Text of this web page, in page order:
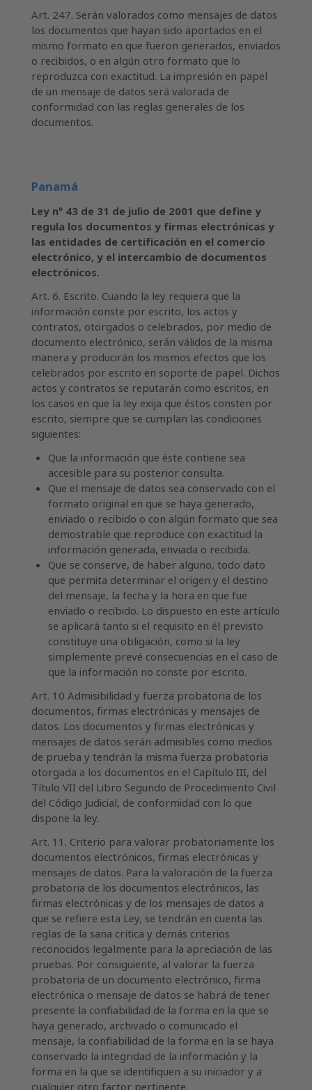
Art. 247. Serán valorados como mensajes de datos
los documentos que hayan sido aportados en el
mismo formato en que fueron generados, enviados
o recibidos, o en algún otro formato que lo
reproduzca con exactitud. La impresión en papel
de un mensaje de datos será valorada de
conformidad con las reglas generales de los
documentos.
Panamá
Ley nº 43 de 31 de julio de 2001 que define y
regula los documentos y firmas electrónicas y
las entidades de certificación en el comercio
electrónico, y el intercambio de documentos
electrónicos.
Art. 6. Escrito. Cuando la ley requiera que la
información conste por escrito, los actos y
contratos, otorgados o celebrados, por medio de
documento electrónico, serán válidos de la misma
manera y producirán los mismos efectos que los
celebrados por escrito en soporte de papel. Dichos
actos y contratos se reputarán como escritos, en
los casos en que la ley exija que éstos consten por
escrito, siempre que se cumplan las condiciones
siguientes:
Que la información que éste contiene sea
accesible para su posterior consulta.
Que el mensaje de datos sea conservado con el
formato original en que se haya generado,
enviado o recibido o con algún formato que sea
demostrable que reproduce con exactitud la
información generada, enviada o recibida.
Que se conserve, de haber alguno, todo dato
que permita determinar el origen y el destino
del mensaje, la fecha y la hora en que fue
enviado o recibido. Lo dispuesto en este artículo
se aplicará tanto si el requisito en él previsto
constituye una obligación, como si la ley
simplemente prevé consecuencias en el caso de
que la información no conste por escrito.
Art. 10 Admisibilidad y fuerza probatoria de los
documentos, firmas electrónicas y mensajes de
datos. Los documentos y firmas electrónicas y
mensajes de datos serán admisibles como medios
de prueba y tendrán la misma fuerza probatoria
otorgada a los documentos en el Capítulo III, del
Título VII del Libro Segundo de Procedimiento Civil
del Código Judicial, de conformidad con lo que
dispone la ley.
Art. 11. Criterio para valorar probatoriamente los
documentos electrónicos, firmas electrónicas y
mensajes de datos. Para la valoración de la fuerza
probatoria de los documentos electrónicos, las
firmas electrónicas y de los mensajes de datos a
que se refiere esta Ley, se tendrán en cuenta las
reglas de la sana crítica y demás criterios
reconocidos legalmente para la apreciación de las
pruebas. Por consiguiente, al valorar la fuerza
probatoria de un documento electrónico, firma
electrónica o mensaje de datos se habrá de tener
presente la confiabilidad de la forma en la que se
haya generado, archivado o comunicado el
mensaje, la confiabilidad de la forma en la se haya
conservado la integridad de la información y la
forma en la que se identifiquen a su iniciador y a